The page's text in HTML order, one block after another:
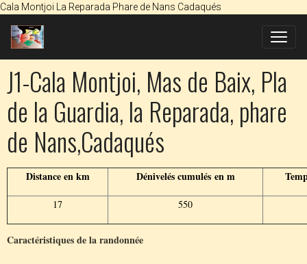
Cala Montjoi La Reparada Phare de Nans Cadaqués
J1-Cala Montjoi, Mas de Baix, Pla
de la Guardia, la Reparada, phare
de Nans,Cadaqués
Distance en km Dénivelés cumulés en m
Caractéristiques de la randonnée
17 550